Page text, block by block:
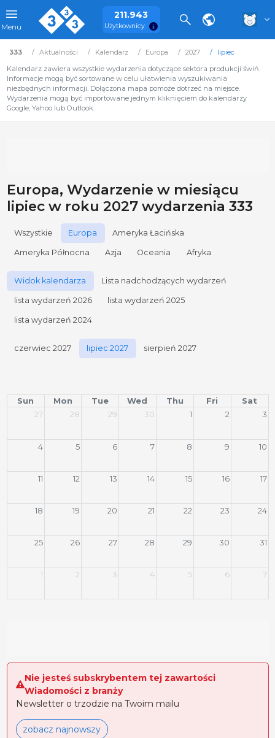
Menu
211.943
Użytkownicy
333 Aktualności Kalendarz Europa 2027
lipiec
Kalendarz zawiera wszystkie wydarzenia dotyczące sektora produkcji świń.
Informacje mogą być sortowane w celu ułatwienia wyszukiwania
niezbędnych informacji. Dołączona mapa pomoże dotrzeć na miejsce.
Wydarzenia mogą być importowane jednym kliknięciem do kalendarzy
Google, Yahoo lub Outlook.
Europa, Wydarzenie w miesiącu
lipiec w roku 2027 wydarzenia 333
Wszystkie Europa Ameryka Łacińska
Ameryka Północna Azja Oceania Afryka
Widok kalendarza Lista nadchodzących wydarzeń
lista wydarzeń 2026 lista wydarzeń 2025
lista wydarzeń 2024
czerwiec 2027 lipiec 2027 sierpień 2027
Sun Mon Tue Wed Thu Fri
Sat
27
28 29 30 1 2 3
4 5 6 7 8 9 10
11 12 13 14 15 16 17
18 19 20 21 22 23 24
25 26 27 28 29 30 31
1 2 3 4 5 6 7
Nie jesteś subskrybentem tej zawartości
Wiadomości z branży
Newsletter o trzodzie na Twoim mailu
zobacz najnowszy